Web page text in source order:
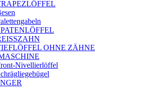
OHNE ZÄHNE
Nivellierlöffel